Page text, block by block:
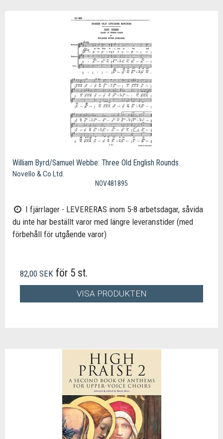
William Byrd/Samuel Webbe: Three Old English Rounds
Novello & Co Ltd.
NOV481895
I fjärrlager - LEVERERAS inom 5-8 arbetsdagar, såvida
du inte har beställt varor med längre leveranstider (med
förbehåll för utgående varor)
82,00 SEK för 5 st.
VISA PRODUKTEN